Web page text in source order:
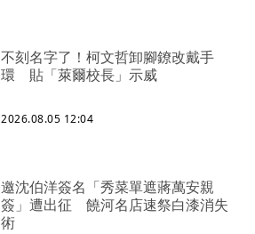
不刻名字了！柯文哲卸腳鐐改戴手
環 貼「萊爾校長」示威
2026.08.05 12:04
邀沈伯洋簽名「秀菜單遮蔣萬安親
簽」遭出征 饒河名店速祭白漆消失
術